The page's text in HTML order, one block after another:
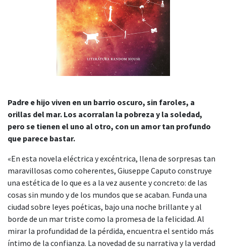
Padre e hijo viven en un barrio oscuro, sin faroles, a
orillas del mar. Los acorralan la pobreza y la soledad,
pero se tienen el uno al otro, con un amor tan profundo
que parece bastar.
«En esta novela eléctrica y excéntrica, llena de sorpresas tan
maravillosas como coherentes, Giuseppe Caputo construye
una estética de lo que es a la vez ausente y concreto: de las
cosas sin mundo y de los mundos que se acaban. Funda una
ciudad sobre leyes poéticas, bajo una noche brillante y al
borde de un mar triste como la promesa de la felicidad. Al
mirar la profundidad de la pérdida, encuentra el sentido más
íntimo de la confianza. La novedad de su narrativa y la verdad